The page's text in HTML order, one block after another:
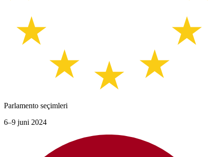
Parlamento seçimleri
6–9 juni 2024